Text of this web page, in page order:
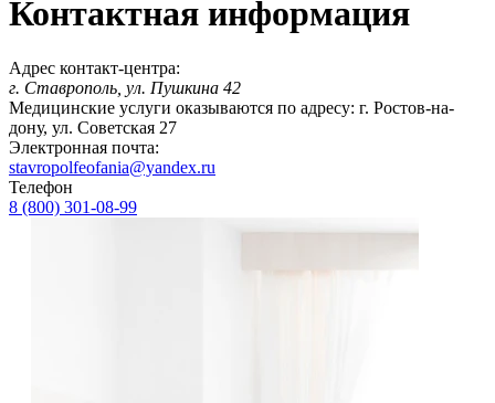
Контактная информация
Адрес контакт-центра:
г. Ставрополь, ул. Пушкина 42
Медицинские услуги оказываются по адресу: г. Ростов-на-
дону, ул. Советская 27
Электронная почта:
stavropolfeofania@yandex.ru
Телефон
8 (800) 301-08-99